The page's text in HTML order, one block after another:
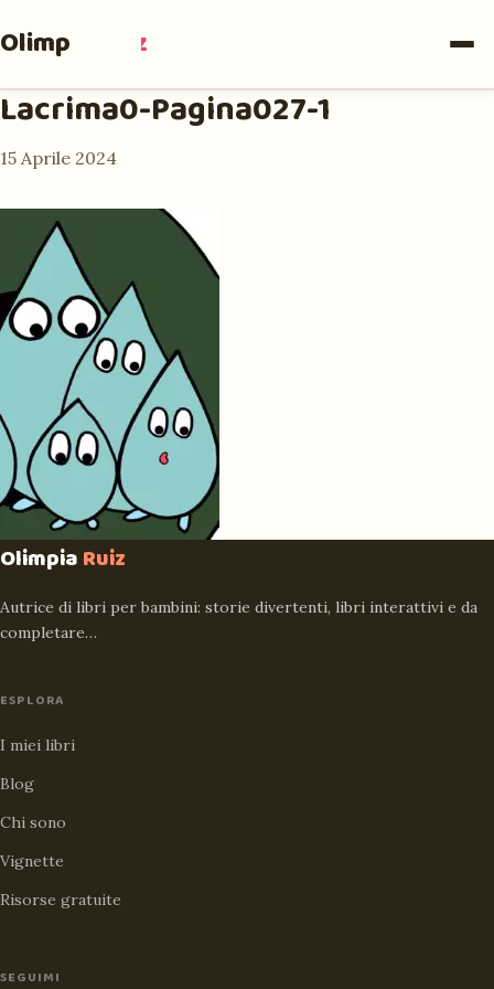
Olimpia Ruiz
Lacrima0-Pagina027-1
15 Aprile 2024
OlimpiaRuiz
Autrice di libri per bambini: storie divertenti, libri interattivi e da
completare…
ESPLORA
I miei libri
Blog
Chi sono
Vignette
Risorse gratuite
SEGUIMI